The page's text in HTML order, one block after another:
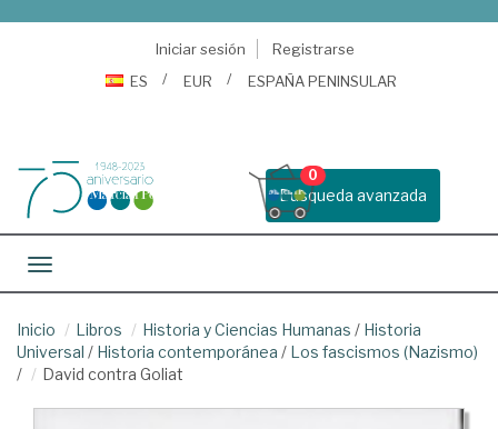
Iniciar sesión
Registrarse
ES
EUR ESPAÑA PENINSULAR
Busqueda avanzada
0
Toggle navigation
Inicio Libros Historia y Ciencias Humanas / Historia
Universal / Historia contemporánea / Los fascismos (Nazismo)
/
David contra Goliat